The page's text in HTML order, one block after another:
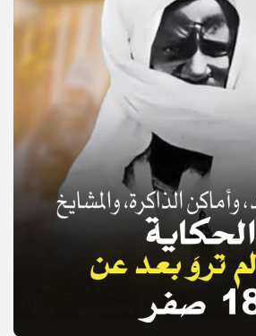
© Copyright 2025, APS